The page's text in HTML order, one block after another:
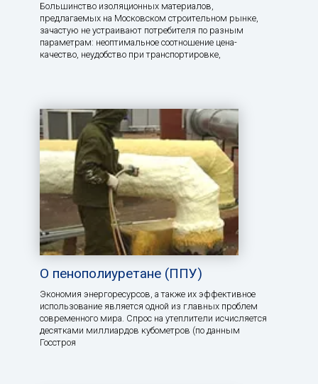
Большинство изоляционных материалов,
предлагаемых на Московском строительном рынке,
зачастую не устраивают потребителя по разным
параметрам: неоптимальное соотношение цена-
качество, неудобство при транспортировке,
О пенополиуретане (ППУ)
Экономия энергоресурсов, а также их эффективное
использование является одной из главных проблем
современного мира. Спрос на утеплители исчисляется
десятками миллиардов кубометров (по данным
Госстроя